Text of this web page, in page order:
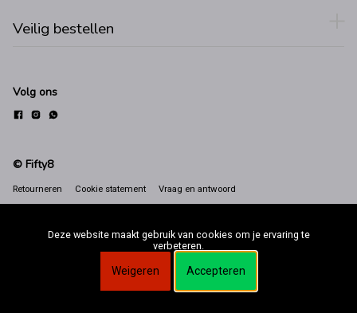
Veilig bestellen
Volg ons
© Fifty8
Retourneren Cookie statement Vraag en antwoord
Deze website maakt gebruik van cookies om je ervaring te
verbeteren.
Weigeren Accepteren